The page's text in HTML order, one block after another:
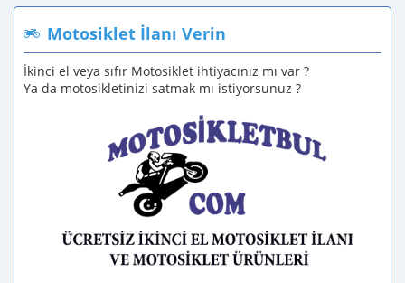
Motosiklet İlanı Verin
İkinci el veya sıfır Motosiklet ihtiyacınız mı var ?
Ya da motosikletinizi satmak mı istiyorsunuz ?